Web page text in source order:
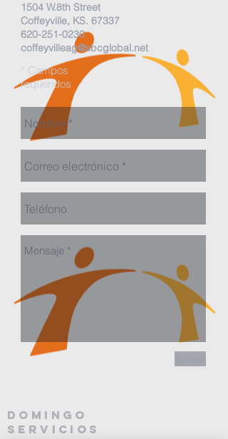
1504 W.8th Street
Coffeyville, KS. 67337
620-251-0230
coffeyvilleag@sbcglobal.net
* Campos
requeridos
domingo
Servicios